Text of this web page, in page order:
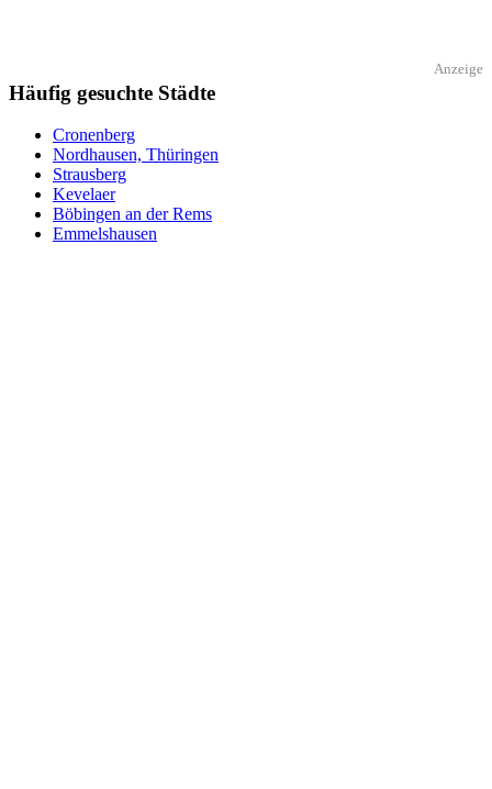
Anzeige
Häufig gesuchte Städte
Cronenberg
Nordhausen, Thüringen
Strausberg
Kevelaer
Böbingen an der Rems
Emmelshausen